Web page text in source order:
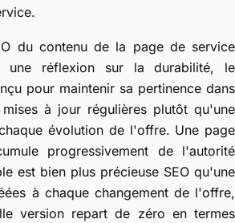
du contenu de la page de service
une réflexion sur la durabilité, le
pour maintenir sa pertinence dans
à jour régulières plutôt qu'une
évolution de l'offre. Une page
progressivement de l'autorité
est bien plus précieuse SEO qu'une
à chaque changement de l'offre,
version repart de zéro en termes